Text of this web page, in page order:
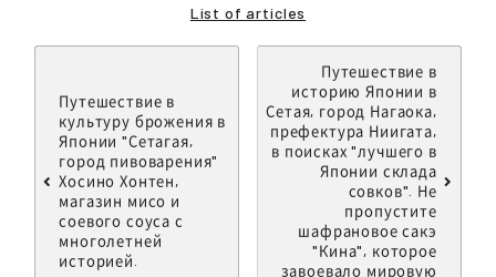
List of articles
Путешествие в
культуру брожения в
Японии "Сетагая,
город пивоварения"
Хосино Хонтен,
магазин мисо и
соевого соуса с
многолетней
историей.
Путешествие в
историю Японии в
Сетая, город Нагаока,
префектура Ниигата,
в поисках "лучшего в
Японии склада
совков". Не
пропустите
шафрановое сакэ
"Кина", которое
завоевало мировую